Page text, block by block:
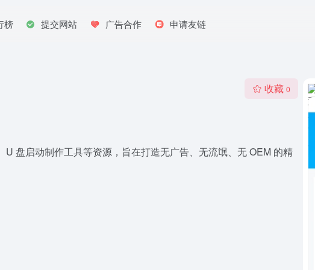
榜 提交网站 广告合作 申请友链
收藏 0
盘启动制作工具等资源，旨在打造无广告、无流氓、无 OEM 的精